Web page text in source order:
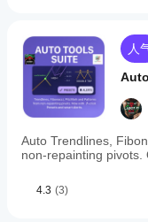
人
Auto Trendlines,
non‑repainting
4.3 (3)